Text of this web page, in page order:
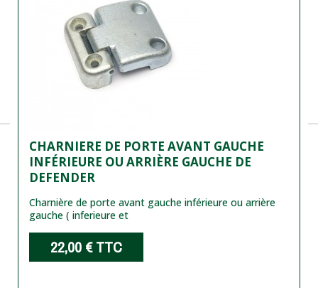
CHARNIERE DE PORTE AVANT GAUCHE
INFÉRIEURE OU ARRIÈRE GAUCHE DE
DEFENDER
Charnière de porte avant gauche inférieure ou arrière
gauche ( inferieure et
22,00 €TTC